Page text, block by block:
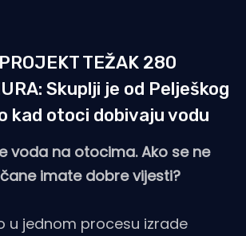
TEŽAK 280
Skuplji je od Pelješkog
kad otoci dobivaju vodu
voda na otocima. Ako se ne
imate dobre vijesti?
u jednom procesu izrade